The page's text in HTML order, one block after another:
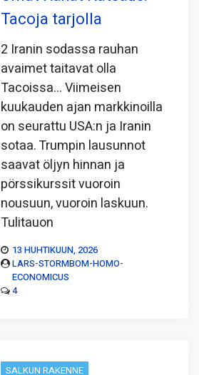
Tacoja tarjolla
2 Iranin sodassa rauhan
avaimet taitavat olla
Tacoissa… Viimeisen
kuukauden ajan markkinoilla
on seurattu USA:n ja Iranin
sotaa. Trumpin lausunnot
saavat öljyn hinnan ja
pörssikurssit vuoroin
nousuun, vuoroin laskuun.
Tulitauon
13 HUHTIKUUN, 2026
LARS-STORMBOM-HOMO-
ECONOMICUS
4
SALKUN RAKENNE